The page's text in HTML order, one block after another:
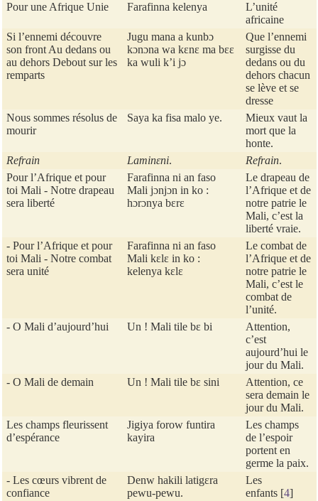
Pour une Afrique Unie
Farafinna kelenya
L’unité
africaine
Si l’ennemi découvre
son front Au dedans ou
au dehors Debout sur les
remparts
Jugu mana a kunbɔ
kɔnɔna wa kɛnɛ ma bɛɛ
ka wuli k’i jɔ
Que l’ennemi
surgisse du
dedans ou du
dehors chacun
se lève et se
dresse
Nous sommes résolus de
mourir
Saya ka fisa malo ye.
Mieux vaut la
mort que la
honte.
Refrain
Laminɛni. Refrain.
Pour l’Afrique et pour
toi Mali - Notre drapeau
sera liberté
Farafinna ni an faso
Mali jɔnjɔn in ko :
hɔrɔnya bɛrɛ
Le drapeau de
l’Afrique et de
notre patrie le
Mali, c’est la
liberté vraie.
- Pour l’Afrique et pour
toi Mali - Notre combat
sera unité
Farafinna ni an faso
Mali kɛlɛ in ko :
kelenya kɛlɛ
Le combat de
l’Afrique et de
notre patrie le
Mali, c’est le
combat de
l’unité.
- O Mali d’aujourd’hui
Un ! Mali tile bɛ bi
Attention,
c’est
aujourd’hui le
jour du Mali.
- O Mali de demain
Un ! Mali tile bɛ sini
Attention, ce
sera demain le
jour du Mali.
Les champs fleurissent
d’espérance
Jigiya forow funtira
kayira
Les champs
de l’espoir
portent en
germe la paix.
- Les cœurs vibrent de
confiance
Denw hakili latigɛra
pewu-pewu.
Les
enfants[4]